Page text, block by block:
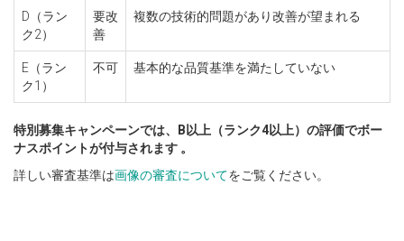
D（ラン
ク2）
要改
善
複数の技術的問題があり改善が望まれる
E（ラン
ク1）
不可 基本的な品質基準を満たしていない
特別募集キャンペーンでは、B以上（ランク4以上）の評価でボー
ナスポイントが付与されます 。
詳しい審査基準は画像の審査についてをご覧ください。